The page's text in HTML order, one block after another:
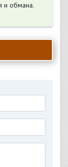
и обмана.